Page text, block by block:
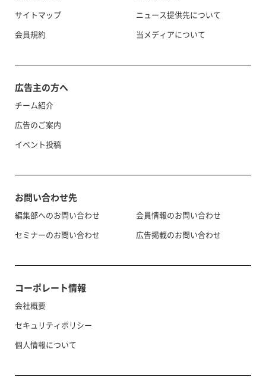
サイトマップ
会員規約
ニュース提供先について
当メディアについて
広告主の方へ
チーム紹介
広告のご案内
イベント投稿
お問い合わせ先
編集部へのお問い合わせ
セミナーのお問い合わせ
会員情報のお問い合わせ
広告掲載のお問い合わせ
コーポレート情報
会社概要
セキュリティポリシー
個人情報について